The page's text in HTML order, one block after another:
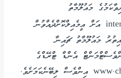
މައުލޫމާތު
trade.gov.mv އަށް އީމެއިލްކޮށްދެއްވުން
މައުލޫމާތު ޗައިނާ
އެންޑް ޓްރޭޑްގެ